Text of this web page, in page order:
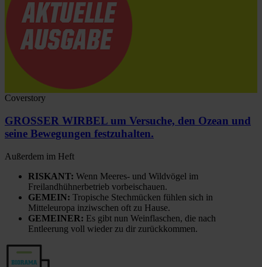
Coverstory
GROSSER WIRBEL um Versuche, den Ozean und
seine Bewegungen festzuhalten.
Außerdem im Heft
RISKANT: Wenn Meeres- und Wildvögel im
Freilandhühnerbetrieb vorbeischauen.
GEMEIN: Tropische Stechmücken fühlen sich in
Mitteleuropa inziwschen oft zu Hause.
GEMEINER: Es gibt nun Weinflaschen, die nach
Entleerung voll wieder zu dir zurückkommen.